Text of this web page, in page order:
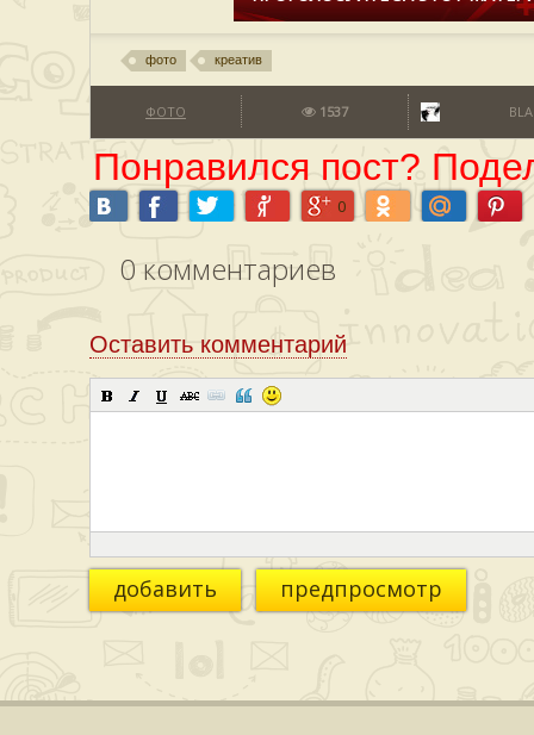
фото креатив
ФОТО 1537
Понравился пост?
0
0 комментариев
Оставить комментарий
добавить предпросмотр